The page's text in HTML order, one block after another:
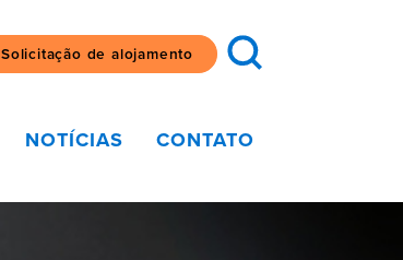
Solicitação de alojamento
NOTÍCIAS CONTATO